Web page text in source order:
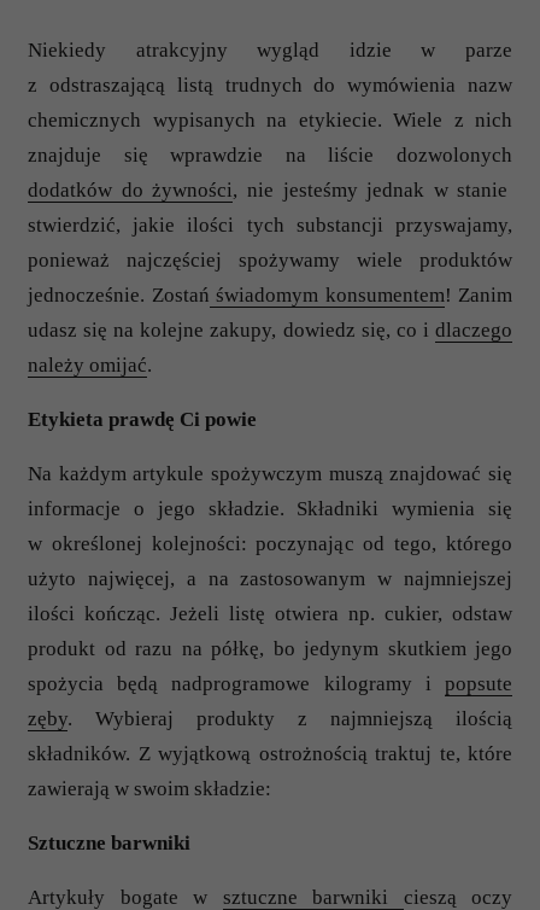
Niekiedy atrakcyjny wygląd idzie w parze
z odstraszającą listą trudnych do wymówienia nazw
chemicznych wypisanych na etykiecie. Wiele z nich
znajduje się wprawdzie na liście dozwolonych
dodatków do żywności, nie jesteśmy jednak w stanie
stwierdzić, jakie ilości tych substancji przyswajamy,
ponieważ najczęściej spożywamy wiele produktów
jednocześnie. Zostań świadomym konsumentem! Zanim
udasz się na kolejne zakupy, dowiedz się, co i dlaczego
należy omijać.
Etykieta prawdę Ci powie
Na każdym artykule spożywczym muszą znajdować się
informacje o jego składzie. Składniki wymienia się
w określonej kolejności: poczynając od tego, którego
użyto najwięcej, a na zastosowanym w najmniejszej
ilości kończąc. Jeżeli listę otwiera np. cukier, odstaw
produkt od razu na półkę, bo jedynym skutkiem jego
spożycia będą nadprogramowe kilogramy i popsute
zęby. Wybieraj produkty z najmniejszą ilością
składników. Z wyjątkową ostrożnością traktuj te, które
zawierają w swoim składzie:
Sztuczne barwniki
Artykuły bogate w sztuczne barwniki cieszą oczy